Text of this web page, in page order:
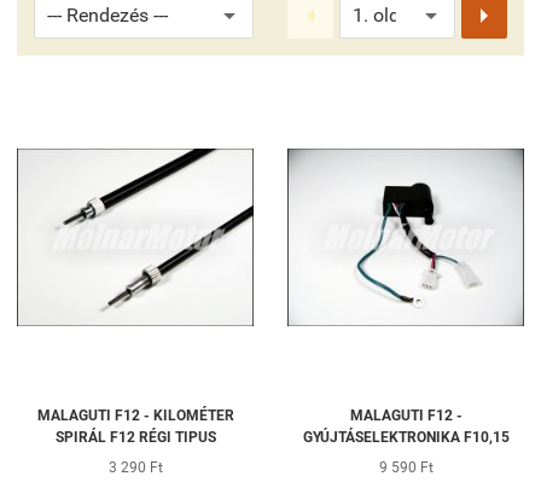
 
MALAGUTI F12 - KILOMÉTER
SPIRÁL F12 RÉGI TIPUS
3 290 Ft
MALAGUTI F12 -
GYÚJTÁSELEKTRONIKA F10,15
9 590 Ft